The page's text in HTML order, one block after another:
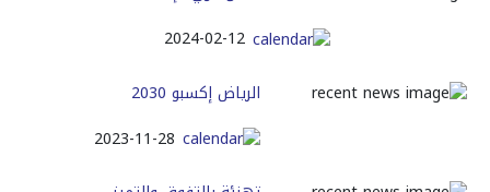
2024-02-12
الرياض إكسبو 2030
2023-11-28